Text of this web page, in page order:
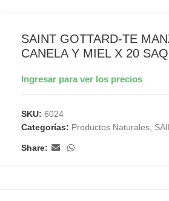
SAINT GOTTARD-TE
CANELA Y MIEL X 20
Ingresar para ver los precios
SKU: 6024
Categorías: Productos Naturales
Share: